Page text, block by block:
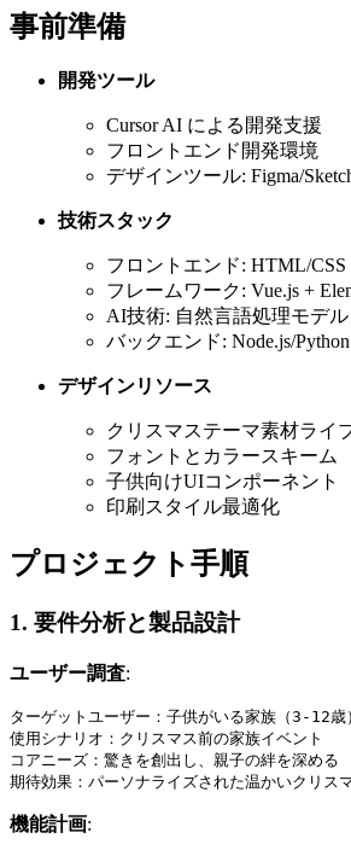
事前準備
開発ツール
Cursor AI による開発支援
フロントエンド開発環境
デザインツール: Figma/
技術スタック
フロントエンド: HTML/CSS
フレームワーク: Vue.js +
AI技術: 自然言語処理モデル
バックエンド: Node.js/Python
デザインリソース
クリスマステーマ素材ライ
フォントとカラースキーム
子供向けUIコンポーネント
印刷スタイル最適化
プロジェクト手順
1. 要件分析と製品設計
ユーザー調査:
ターゲットユーザー：子供がいる家族（3-12歳
使用シナリオ：クリスマス前の家族イベント
コアニーズ：驚きを創出し、親子の絆を深める
機能計画: